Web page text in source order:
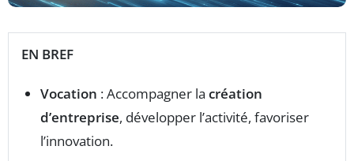
EN BREF
Vocation : Accompagner la création
d’entreprise, développer l’activité, favoriser
l’innovation.